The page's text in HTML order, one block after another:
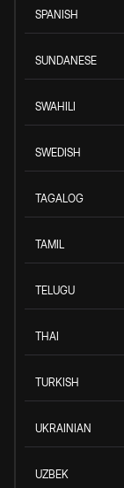
SPANISH
SUNDANESE
SWAHILI
SWEDISH
TAGALOG
TAMIL
TELUGU
THAI
TURKISH
UKRAINIAN
UZBEK